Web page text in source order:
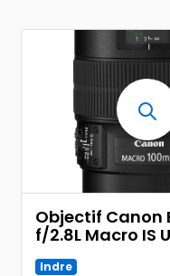
Objectif Canon
f/2.8L Macro IS
Indre